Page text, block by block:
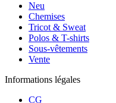
Neu
Chemises
Tricot & Sweat
Polos & T-shirts
Sous-vêtements
Vente
Informations légales
CG